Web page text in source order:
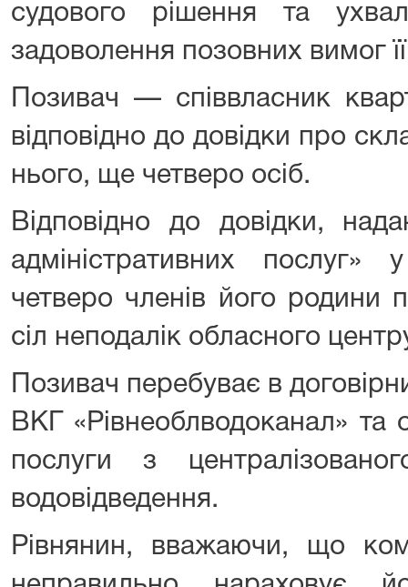
судового рішення та
задоволення позовних вимог
Позивач — співвласник
відповідно до довідки про
нього, ще четверо осіб.
Відповідно до довідки,
адміністративних
четверо членів його
сіл неподалік обласного
Позивач перебуває в
ВКГ «Рівнеоблводоканал» та
послуги з
водовідведення.
Рівнянин, вважаючи, що